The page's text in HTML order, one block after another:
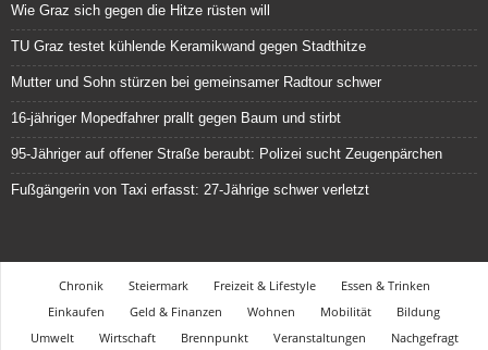
Wie Graz sich gegen die Hitze rüsten will
TU Graz testet kühlende Keramikwand gegen Stadthitze
Mutter und Sohn stürzen bei gemeinsamer Radtour schwer
16-jähriger Mopedfahrer prallt gegen Baum und stirbt
95-Jähriger auf offener Straße beraubt: Polizei sucht Zeugenpärchen
Fußgängerin von Taxi erfasst: 27-Jährige schwer verletzt
Chronik Steiermark Freizeit & Lifestyle
Essen & Trinken
Einkaufen
Geld & Finanzen Wohnen Mobilität
Bildung
Umwelt
Wirtschaft Brennpunkt Veranstaltungen Nachgefragt